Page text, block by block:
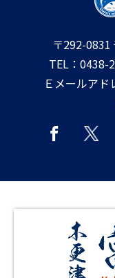
〒292-
TEL：
Ｅメールア